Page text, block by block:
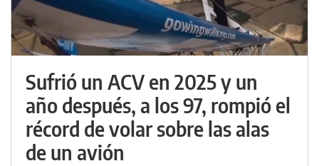
Sufrió un ACV en 2025 y un
año después, a los 97, rompió el
récord de volar sobre las alas
de un avión